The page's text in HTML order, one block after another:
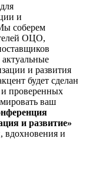
и
соберем
ОЦО,
и развития
будет сделан
и проверенных
ваш
и развитие»
вдохновения и